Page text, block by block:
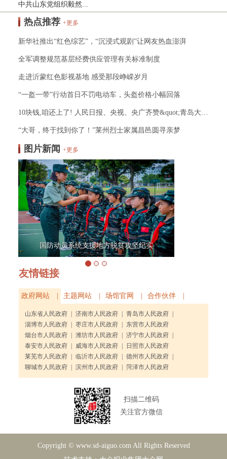
中共山东党组织毅然...
热点推荐 +更多
新华社推出“红色综艺”，“沉浸式观剧”让网友热血澎湃
全军调整规范基层经费供应管理有关标准制度
走进沂蒙红色影视基地 感受那段峥嵘岁月
“一盔一带”行动首日不罚电动车，头盔价格小幅回落
10块钱,咱还上了! 人民日报、央视、央广齐赞&quot;青岛大叔&quot;！
“大哥，终于找到你了！”莱州烈士家属昌邑圆寻亲梦
图片新闻 +更多
国防动员系统支援地方脱贫攻坚纪实
友情链接
政府网站 | 主题网站 | 场馆官网 | 合作伙伴 |
山东省人民政府 济南市人民政府 青岛市人民政府
淄博市人民政府
枣庄市人民政府
东营市人民政府
烟台市人民政府
潍坊市人民政府 济宁市人民政府
泰安市人民政府
威海市人民政府
日照市人民政府
莱芜市人民政府
临沂市人民政府 德州市人民政府
聊城市人民政府
滨州市人民政府 菏泽市人民政府
扫描二维码
关注官方微信
Copyright © www.sd-aiguo.com All Rights Reserved